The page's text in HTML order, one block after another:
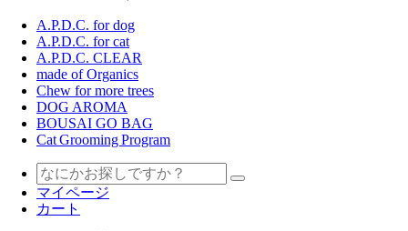
A.P.D.C. for dog
A.P.D.C. for cat
A.P.D.C. CLEAR
made of Organics
Chew for more trees
DOG AROMA
BOUSAI GO BAG
Cat Grooming Program
マイページ
カート